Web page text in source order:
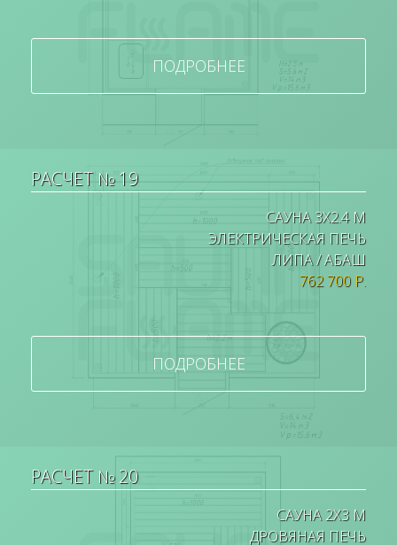
ПОДРОБНЕЕ
РАСЧЕТ № 19
САУНА 3Х2.4 М
ЭЛЕКТРИЧЕСКАЯ ПЕЧЬ
ЛИПА / АБАШ
762 700 Р.
ПОДРОБНЕЕ
РАСЧЕТ № 20
САУНА 2Х3 М
ДРОВЯНАЯ ПЕЧЬ